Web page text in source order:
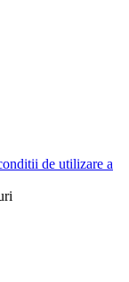
de utilizare a